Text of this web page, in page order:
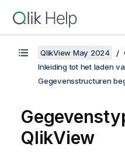
QlikView May 2024
Inleiding tot het laden
Gegevensstructuren
QlikView